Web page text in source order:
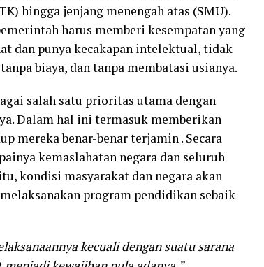
hingga jenjang menengah atas (SMU).
harus memberi kesempatan yang
dan punya kecakapan intelektual, tidak
biaya, dan tanpa membatasi usianya.
salah satu prioritas utama dengan
Dalam hal ini termasuk memberikan
mereka benar-benar terjamin . Secara
kemaslahatan negara dan seluruh
kondisi masyarakat dan negara akan
program pendidikan sebaik-
kecuali dengan suatu sarana